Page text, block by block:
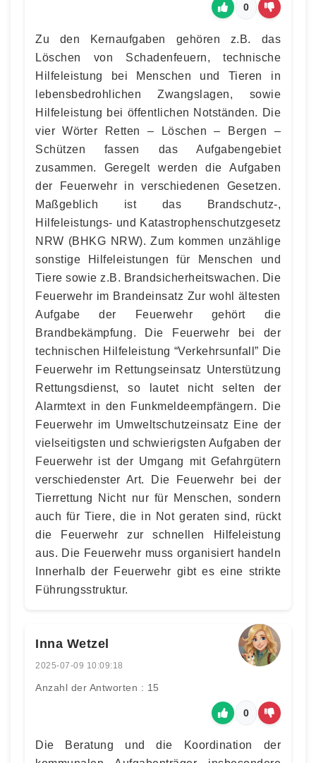
0
Zu den Kernaufgaben gehören z.B. das
Löschen von Schadenfeuern, technische
Hilfeleistung bei Menschen und Tieren in
lebensbedrohlichen Zwangslagen, sowie
Hilfeleistung bei öffentlichen Notständen. Die
vier Wörter Retten – Löschen – Bergen –
Schützen fassen das Aufgabengebiet
zusammen. Geregelt werden die Aufgaben
der Feuerwehr in verschiedenen Gesetzen.
Maßgeblich ist das Brandschutz-,
Hilfeleistungs- und Katastrophenschutzgesetz
NRW (BHKG NRW). Zum kommen unzählige
sonstige Hilfeleistungen für Menschen und
Tiere sowie z.B. Brandsicherheitswachen. Die
Feuerwehr im Brandeinsatz Zur wohl ältesten
Aufgabe der Feuerwehr gehört die
Brandbekämpfung. Die Feuerwehr bei der
technischen Hilfeleistung “Verkehrsunfall” Die
Feuerwehr im Rettungseinsatz Unterstützung
Rettungsdienst, so lautet nicht selten der
Alarmtext in den Funkmeldeempfängern. Die
Feuerwehr im Umweltschutzeinsatz Eine der
vielseitigsten und schwierigsten Aufgaben der
Feuerwehr ist der Umgang mit Gefahrgütern
verschiedenster Art. Die Feuerwehr bei der
Tierrettung Nicht nur für Menschen, sondern
auch für Tiere, die in Not geraten sind, rückt
die Feuerwehr zur schnellen Hilfeleistung
aus. Die Feuerwehr muss organisiert handeln
Innerhalb der Feuerwehr gibt es eine strikte
Führungsstruktur.
Inna Wetzel
2025-07-09 10:09:18
Anzahl der Antworten : 15
0
Die Beratung und die Koordination der